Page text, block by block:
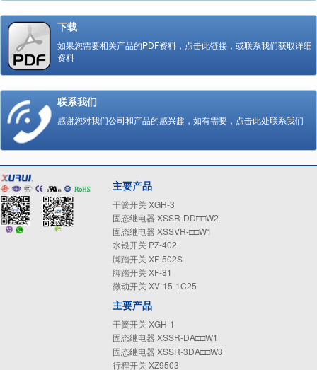
下载
如果您需要相关产品的PDF资料，点击此链接，或联系我们获取详细
资料
联系我们
感谢您对我们公司和产品的感兴趣，如有需要，点击此处联系我们
主要产品
干簧开关 XGH-3
固态继电器 XSSR-DD□□W2
固态继电器 XSSVR-□□W1
水银开关 PZ-402
脚踏开关 XF-502S
脚踏开关 XF-81
微动开关 XV-15-1C25
主要产品
干簧开关 XGH-1
固态继电器 XSSR-DA□□W1
固态继电器 XSSR-3DA□□W3
行程开关 XZ9503